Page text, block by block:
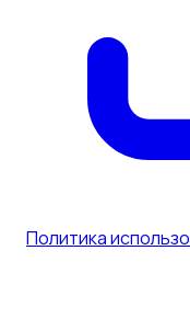
Политика